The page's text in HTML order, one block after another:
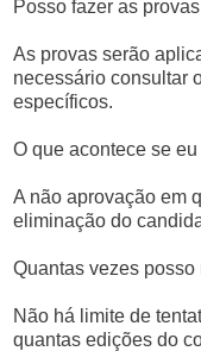
Posso fazer as
As provas serão
necessário consultar
específicos.
O que acontece se
A não aprovação em
eliminação do
Quantas vezes
Não há limite de
quantas edições do